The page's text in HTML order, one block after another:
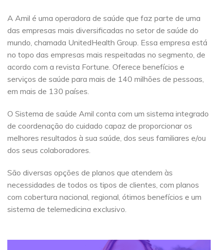
A Amil é uma operadora de saúde que faz parte de uma
das empresas mais diversificadas no setor de saúde do
mundo, chamada UnitedHealth Group. Essa empresa está
no topo das empresas mais respeitadas no segmento, de
acordo com a revista Fortune. Oferece benefícios e
serviços de saúde para mais de 140 milhões de pessoas,
em mais de 130 países.
O Sistema de saúde Amil conta com um sistema integrado
de coordenação do cuidado capaz de proporcionar os
melhores resultados à sua saúde, dos seus familiares e/ou
dos seus colaboradores.
São diversas opções de planos que atendem às
necessidades de todos os tipos de clientes, com planos
com cobertura nacional, regional, ótimos benefícios e um
sistema de telemedicina exclusivo.